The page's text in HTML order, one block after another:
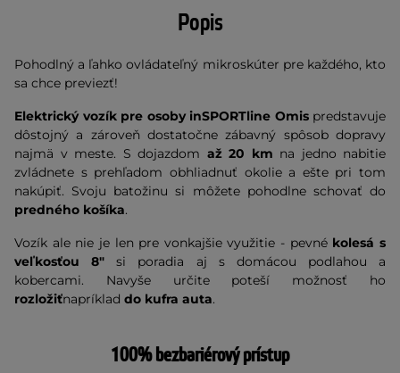
Popis
Pohodlný a ľahko ovládateľný mikroskúter pre každého, kto
sa chce previezť!
Elektrický vozík pre osoby inSPORTline Omispredstavuje
dôstojný a zároveň dostatočne zábavný spôsob dopravy
najmä v meste. S dojazdom až 20 km na jedno nabitie
zvládnete s prehľadom obhliadnuť okolie a ešte pri tom
nakúpiť. Svoju batožinu si môžete pohodlne schovať do
predného košíka.
Vozík ale nie je len pre vonkajšie využitie - pevné kolesá s
veľkosťou 8" si poradia aj s domácou podlahou a
kobercami. Navyše určite poteší možnosť ho
rozložiťnapríklad do kufra auta.
100% bezbariérový prístup